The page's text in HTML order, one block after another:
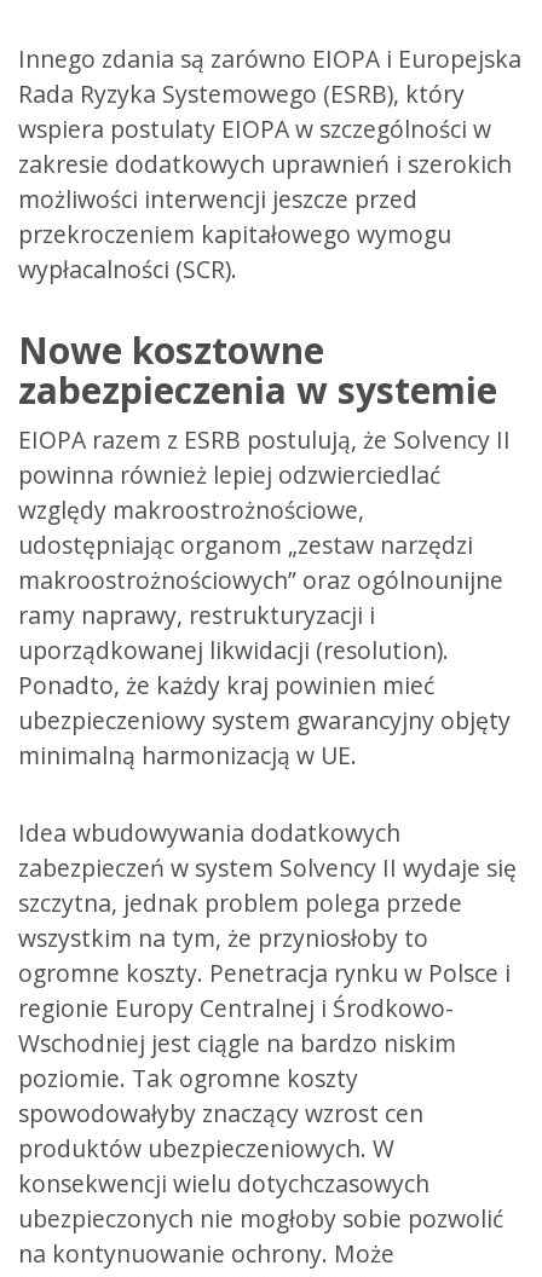
Innego zdania są zarówno EIOPA i Europejska
Rada Ryzyka Systemowego (ESRB), który
wspiera postulaty EIOPA w szczególności w
zakresie dodatkowych uprawnień i szerokich
możliwości interwencji jeszcze przed
przekroczeniem kapitałowego wymogu
wypłacalności (SCR).
Nowe kosztowne
zabezpieczenia w systemie
EIOPA razem z ESRB postulują, że Solvency II
powinna również lepiej odzwierciedlać
względy makroostrożnościowe,
udostępniając organom „zestaw narzędzi
makroostrożnościowych” oraz ogólnounijne
ramy naprawy, restrukturyzacji i
uporządkowanej likwidacji (resolution).
Ponadto, że każdy kraj powinien mieć
ubezpieczeniowy system gwarancyjny objęty
minimalną harmonizacją w UE.
Idea wbudowywania dodatkowych
zabezpieczeń w system Solvency II wydaje się
szczytna, jednak problem polega przede
wszystkim na tym, że przyniosłoby to
ogromne koszty. Penetracja rynku w Polsce i
regionie Europy Centralnej i Środkowo-
Wschodniej jest ciągle na bardzo niskim
poziomie. Tak ogromne koszty
spowodowałyby znaczący wzrost cen
produktów ubezpieczeniowych. W
konsekwencji wielu dotychczasowych
ubezpieczonych nie mogłoby sobie pozwolić
na kontynuowanie ochrony. Może